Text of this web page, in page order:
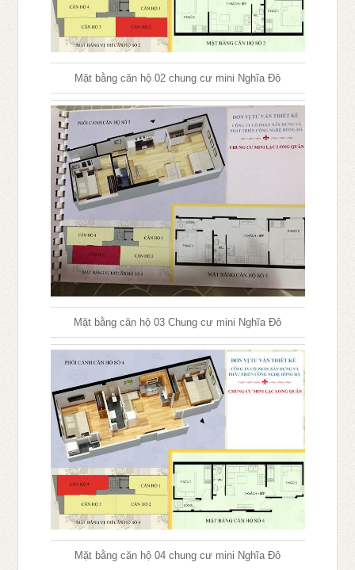
Mặt bằng căn hộ 02 chung cư mini Nghĩa Đô
Mặt bằng căn hộ 03 Chung cư mini Nghĩa Đô
Mặt bằng căn hộ 04 chung cư mini Nghĩa Đô